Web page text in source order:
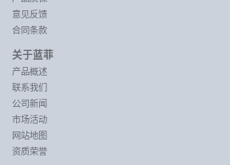
意见反馈
合同条款
关于蓝菲
产品概述
联系我们
公司新闻
市场活动
网站地图
资质荣誉